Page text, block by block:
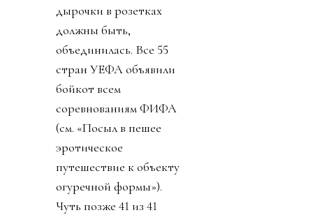
дырочки в розетках
должны быть,
объединилась. Все 55
стран УЕФА объявили
бойкот всем
соревнованиям ФИФА
(см. «Посыл в пешее
эротическое
путешествие к объекту
огуречной формы»).
Чуть позже 41 из 41